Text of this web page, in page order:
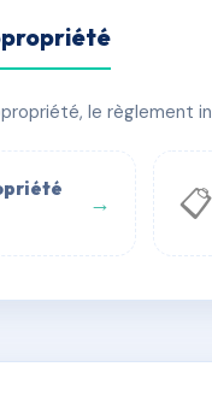
ADOUL
💬 WhatsApp
le règlement
→ 📋
AC6779144